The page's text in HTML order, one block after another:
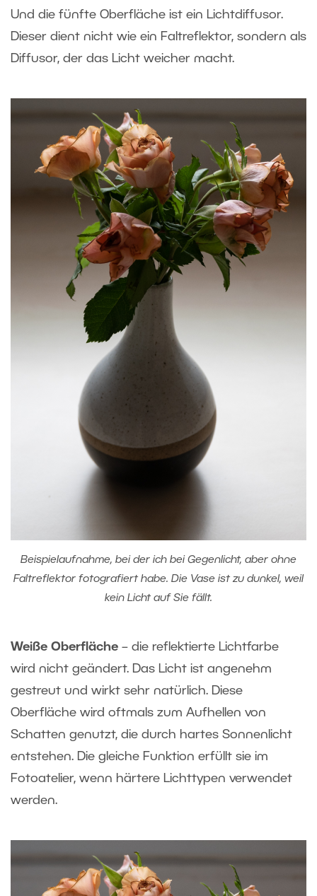
Und die fünfte Oberfläche ist ein Lichtdiffusor.
Dieser dient nicht wie ein Faltreflektor, sondern als
Diffusor, der das Licht weicher macht.
Beispielaufnahme, bei der ich bei Gegenlicht, aber ohne
Faltreflektor fotografiert habe. Die Vase ist zu dunkel, weil
kein Licht auf Sie fällt.
Weiße Oberfläche – die reflektierte Lichtfarbe
wird nicht geändert. Das Licht ist angenehm
gestreut und wirkt sehr natürlich. Diese
Oberfläche wird oftmals zum Aufhellen von
Schatten genutzt, die durch hartes Sonnenlicht
entstehen. Die gleiche Funktion erfüllt sie im
Fotoatelier, wenn härtere Lichttypen verwendet
werden.